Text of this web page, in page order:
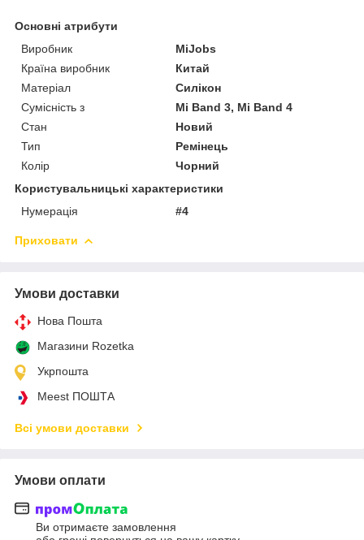
Основні атрибути
Виробник
MiJobs
Країна виробник
Китай
Матеріал
Силікон
Сумісність з
Mi Band 3, Mi Band 4
Стан
Новий
Тип
Ремінець
Колір
Чорний
Користувальницькі характеристики
Нумерація
#4
Приховати
Умови доставки
Нова Пошта
Магазини Rozetka
Укрпошта
Meest ПОШТА
Всі умови доставки
Умови оплати
Ви отримаєте замовлення